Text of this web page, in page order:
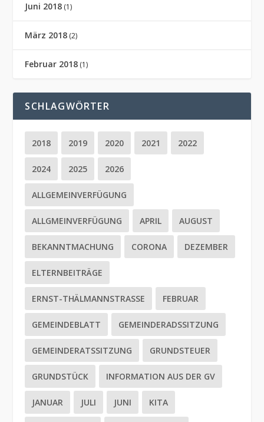
Juni 2018 (1)
März 2018 (2)
Februar 2018 (1)
SCHLAGWÖRTER
2018 2019 2020 2021 2022
2024 2025 2026
ALLGEMEINVERFÜGUNG
ALLGMEINVERFÜGUNG APRIL AUGUST
BEKANNTMACHUNG CORONA DEZEMBER
ELTERNBEITRÄGE
ERNST-THÄLMANNSTRASSE FEBRUAR
GEMEINDEBLATT GEMEINDERADSSITZUNG
GEMEINDERATSSITZUNG GRUNDSTEUER
GRUNDSTÜCK INFORMATION AUS DER GV
JANUAR JULI JUNI KITA